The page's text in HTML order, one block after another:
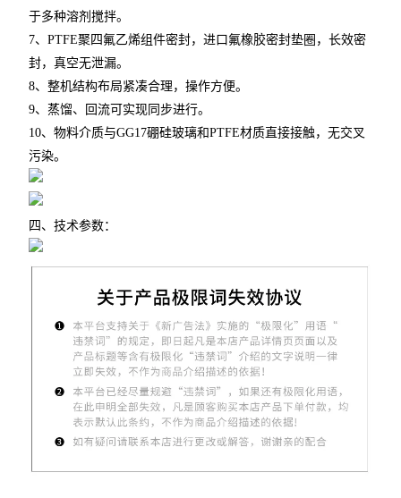
于多种溶剂搅拌。
7、PTFE聚四氟乙烯组件密封，进口氟橡胶密封垫圈，长效密
封，真空无泄漏。
8、整机结构布局紧凑合理，操作方便。
9、蒸馏、回流可实现同步进行。
10、物料介质与GG17硼硅玻璃和PTFE材质直接接触，无交叉
污染。
四、技术参数：